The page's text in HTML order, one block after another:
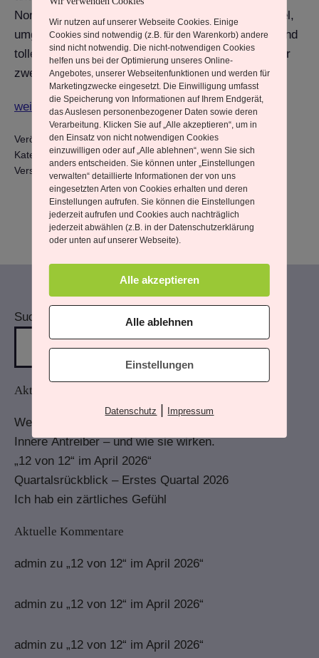
Norden deutschlands ist eine Auszeit auf einer Insel,
umgeben vom Meer, gespickt mit ein wenig Wind und
toller Natur in Griechenland genau das Richtige. Vor
zwei Jahren…
Arillas
Korfu
ist
weiterlesen
Veröffentlicht am7. Mai 2025
Kategorisiert alsAus meinem Leben
Verschlagwortet mit Arillas , E-Bike, Griechenland Korfu
Suchen
Aktuelle Beiträge
Wenn Du mehr wahrnimmst
Innere Antreiber – und wie sie wirken.
„12 von 12“ im April 2026“
Quartalsrückblick – Erstes Quartal 2026
Ich hab ein zärtliches Gefühl
Aktuelle Kommentare
admin zu „12 von 12“ im April 2026“
admin zu „12 von 12“ im April 2026“
admin zu „12 von 12“ im April 2026“
Wir nutzen auf unserer Webseite Cookies. Einige
Cookies sind notwendig (z.B. für den Warenkorb) andere
sind nicht notwendig. Die nicht-notwendigen Cookies
helfen uns bei der Optimierung unseres Online-
Angebotes, unserer Webseitenfunktionen und werden für
Marketingzwecke eingesetzt. Die Einwilligung umfasst
die Speicherung von Informationen auf Ihrem Endgerät,
das Auslesen personenbezogener Daten sowie deren
Verarbeitung. Klicken Sie auf „Alle akzeptieren“, um in
den Einsatz von nicht notwendigen Cookies
einzuwilligen oder auf „Alle ablehnen“, wenn Sie sich
anders entscheiden. Sie können unter „Einstellungen
verwalten“ detaillierte Informationen der von uns
eingesetzten Arten von Cookies erhalten und deren
Einstellungen aufrufen. Sie können die Einstellungen
jederzeit aufrufen und Cookies auch nachträglich
jederzeit abwählen (z.B. in der Datenschutzerklärung
oder unten auf unserer Webseite).
Alle akzeptieren
Alle ablehnen
Einstellungen
Datenschutz Impressum